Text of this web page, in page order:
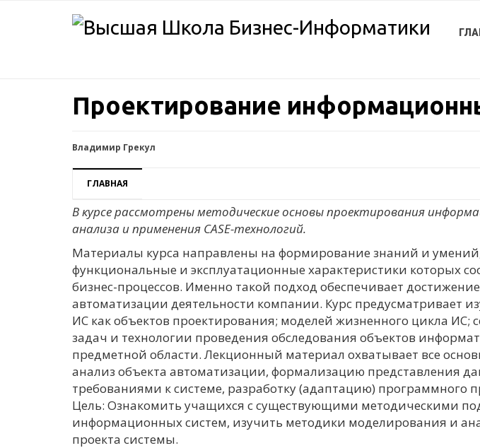
Проектирование
Владимир Грекул
ГЛАВНАЯ
В курсе рассмотрены методические основы проектирования
анализа и применения CASE-технологий.
Материалы курса направлены на формирование знаний и
функциональные и эксплуатационные характеристики которых
бизнес-процессов. Именно такой подход обеспечивает
автоматизации деятельности компании. Курс предусматривает
ИС как объектов проектирования; моделей жизненного цикла
задач и технологии проведения обследования объектов
предметной области. Лекционный материал охватывает все
анализ объекта автоматизации, формализацию представления
требованиями к системе, разработку (адаптацию) программного
Цель: Ознакомить учащихся с существующими методическими
информационных систем, изучить методики моделирования и
проекта системы.